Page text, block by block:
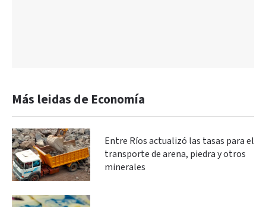
Más leidas de Economía
Entre Ríos actualizó las tasas para el
transporte de arena, piedra y otros
minerales